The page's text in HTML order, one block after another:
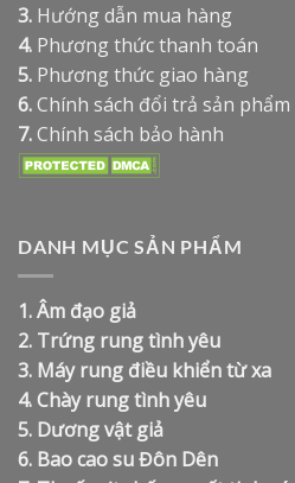
3. Hướng dẫn mua hàng
4. Phương thức thanh toán
5. Phương thức giao hàng
6.Chính sách đổi trả sản phẩm
7.Chính sách bảo hành
DANH MỤC SẢN PHẨM
1.Âm đạo giả
2. Trứng rung tình yêu
3. Máy rung điều khiển từ xa
4.Chày rung tình yêu
5. Dương vật giả
6. Bao cao su Đôn Dên